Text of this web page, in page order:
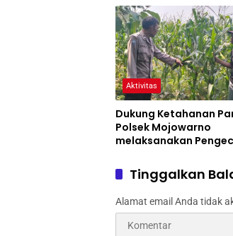
Mendukung
Pangan
Aktivitas
Dukung Ketahanan
Polsek Mojowarno
melaksanakan
Tinggalkan
Alamat email Anda tidak